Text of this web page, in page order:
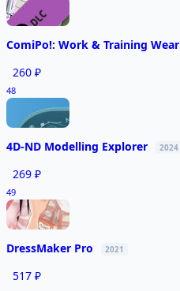
ComiPo!: Work & Training Wear
260 ₽
48
4D-ND Modelling Explorer 2024
269 ₽
49
DressMaker Pro 2021
517 ₽